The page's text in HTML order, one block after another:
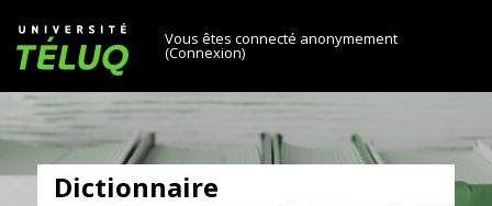
Université TÉLUQ
Vous êtes connecté anonymement
(Connexion)
Dictionnaire